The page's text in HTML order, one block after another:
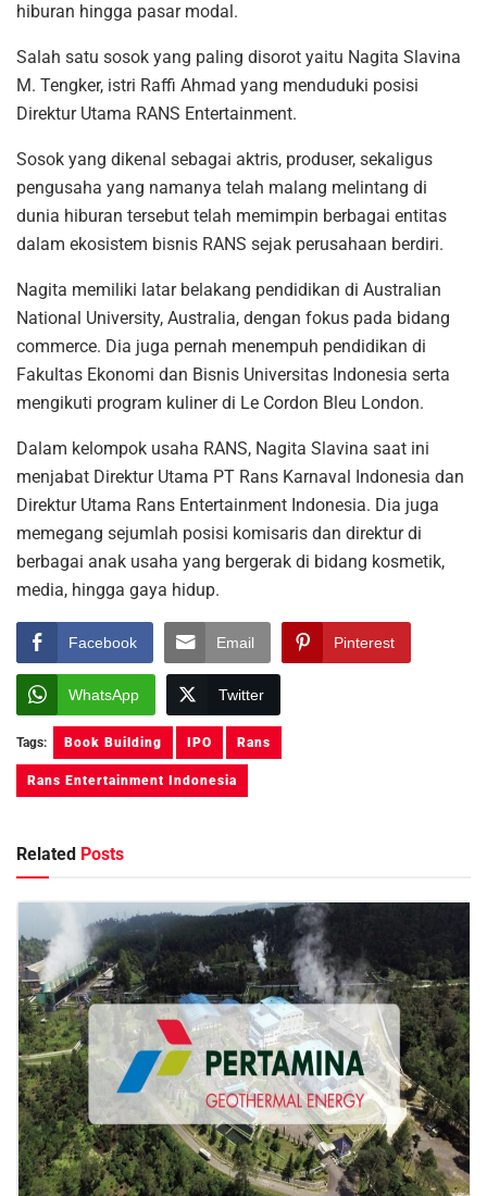
hiburan hingga pasar modal.
Salah satu sosok yang paling disorot yaitu Nagita Slavina
M. Tengker, istri Raffi Ahmad yang menduduki posisi
Direktur Utama RANS Entertainment.
Sosok yang dikenal sebagai aktris, produser, sekaligus
pengusaha yang namanya telah malang melintang di
dunia hiburan tersebut telah memimpin berbagai entitas
dalam ekosistem bisnis RANS sejak perusahaan berdiri.
Nagita memiliki latar belakang pendidikan di Australian
National University, Australia, dengan fokus pada bidang
commerce. Dia juga pernah menempuh pendidikan di
Fakultas Ekonomi dan Bisnis Universitas Indonesia serta
mengikuti program kuliner di Le Cordon Bleu London.
Dalam kelompok usaha RANS, Nagita Slavina saat ini
menjabat Direktur Utama PT Rans Karnaval Indonesia dan
Direktur Utama Rans Entertainment Indonesia. Dia juga
memegang sejumlah posisi komisaris dan direktur di
berbagai anak usaha yang bergerak di bidang kosmetik,
media, hingga gaya hidup.
Facebook Email Pinterest
WhatsApp Twitter
Tags: Book Building IPO Rans
Rans Entertainment Indonesia
Related Posts